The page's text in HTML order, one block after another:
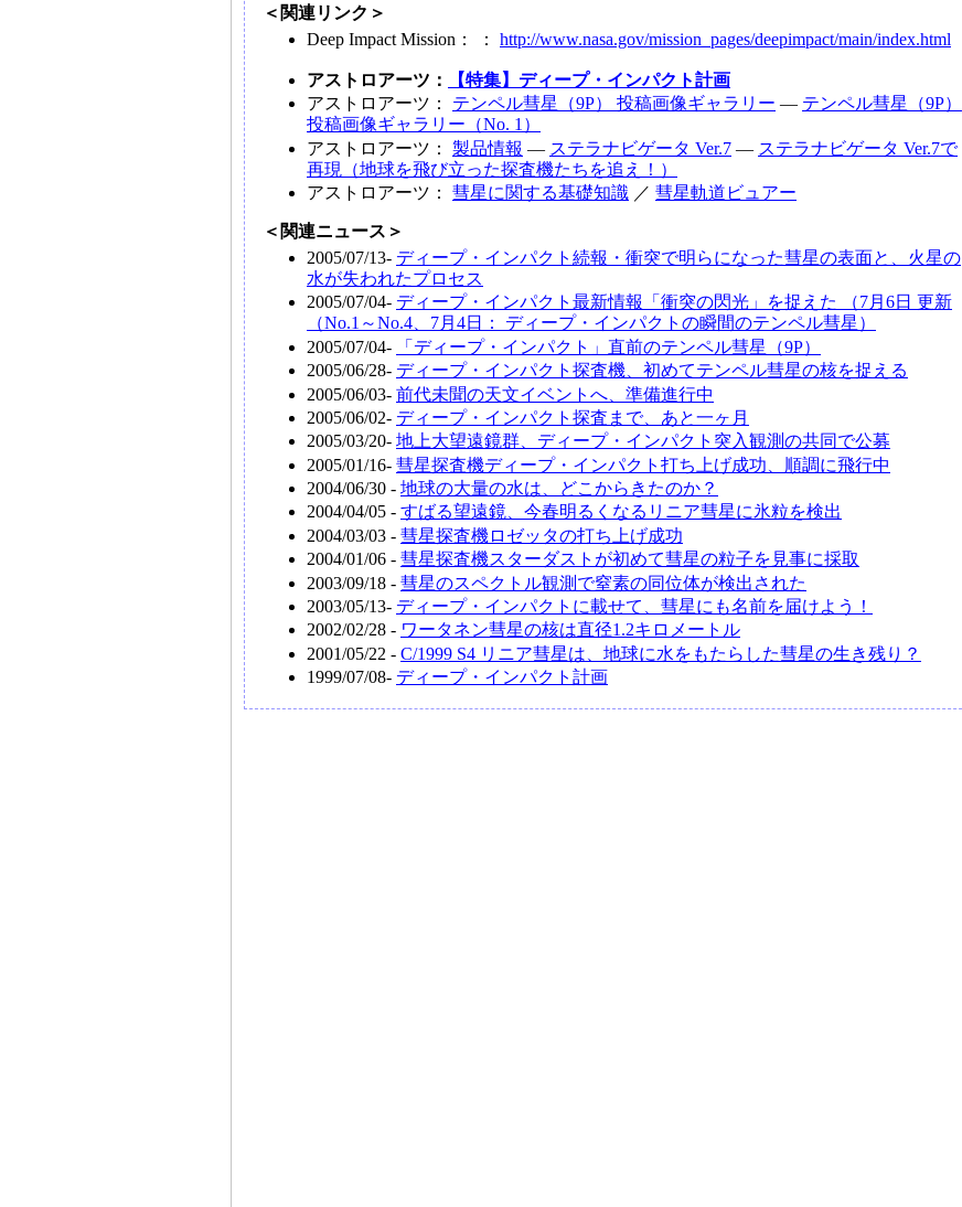
＜関連リンク＞
Deep Impact Mission： ： http://www.nasa.gov/mission_pages/deepimpact/main/index.html
アストロアーツ：
【特集】ディープ・インパクト計画
アストロアーツ： テンペル彗星（9P） 投稿画像ギャラリー ― テンペル彗星（9P）
投稿画像ギャラリー（No. 1）
アストロアーツ： 製品情報 ― ステラナビゲータ Ver.7 ― ステラナビゲータ Ver.7で
再現（地球を飛び立った探査機たちを追え！）
アストロアーツ： 彗星に関する基礎知識 ／ 彗星軌道ビュアー
＜関連ニュース＞
2005/07/13- ディープ・インパクト続報・衝突で明らになった彗星の表面と、火星の
水が失われたプロセス
2005/07/04- ディープ・インパクト最新情報「衝突の閃光」を捉えた （7月6日 更新
（No.1～No.4、7月4日： ディープ・インパクトの瞬間のテンペル彗星）
2005/07/04-
「ディープ・インパクト」直前のテンペル彗星（9P）
2005/06/28- ディープ・インパクト探査機、初めてテンペル彗星の核を捉える
2005/06/03- 前代未聞の天文イベントへ、準備進行中
2005/06/02- ディープ・インパクト探査まで、あと一ヶ月
2005/03/20- 地上大望遠鏡群、ディープ・インパクト突入観測の共同で公募
2005/01/16- 彗星探査機ディープ・インパクト打ち上げ成功、順調に飛行中
2004/06/30 - 地球の大量の水は、どこからきたのか？
2004/04/05 - すばる望遠鏡、今春明るくなるリニア彗星に氷粒を検出
2004/03/03 - 彗星探査機ロゼッタの打ち上げ成功
2004/01/06 - 彗星探査機スターダストが初めて彗星の粒子を見事に採取
2003/09/18 - 彗星のスペクトル観測で窒素の同位体が検出された
2003/05/13- ディープ・インパクトに載せて、彗星にも名前を届けよう！
2002/02/28 - ワータネン彗星の核は直径1.2キロメートル
2001/05/22 - C/1999 S4 リニア彗星は、地球に水をもたらした彗星の生き残り？
1999/07/08- ディープ・インパクト計画